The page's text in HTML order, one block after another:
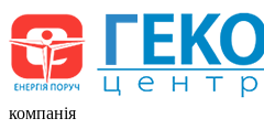
компанія